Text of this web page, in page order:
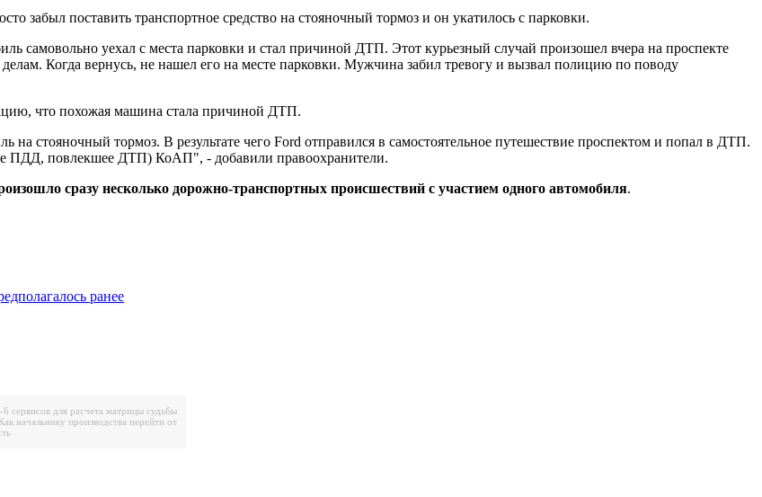
забыл поставить транспортное средство на стояночный тормоз и он укатилось с парковки.
самовольно уехал с места парковки и стал причиной ДТП. Этот курьезный случай произошел вчера на проспекте
Когда вернусь, не нашел его на месте парковки. Мужчина забил тревогу и вызвал полицию по поводу
что похожая машина стала причиной ДТП.
на стояночный тормоз. В результате чего Ford отправился в самостоятельное путешествие проспектом и попал в ДТП.
ПДД, повлекшее ДТП) КоАП", - добавили правоохранители.
сразу несколько дорожно-транспортных происшествий с участием одного автомобиля.
ранее
6 сервисов для расчета матрицы судьбы
Как начальнику производства перейти от